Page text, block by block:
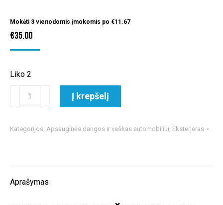
Mokėti 3 vienodomis įmokomis po €11.67
€35.00
Liko 2
produkto
Profiline
Į krepšelį
Kategorijos: Apsauginės dangos ir vaškas automobiliui, Eksterjeras
Aprašymas